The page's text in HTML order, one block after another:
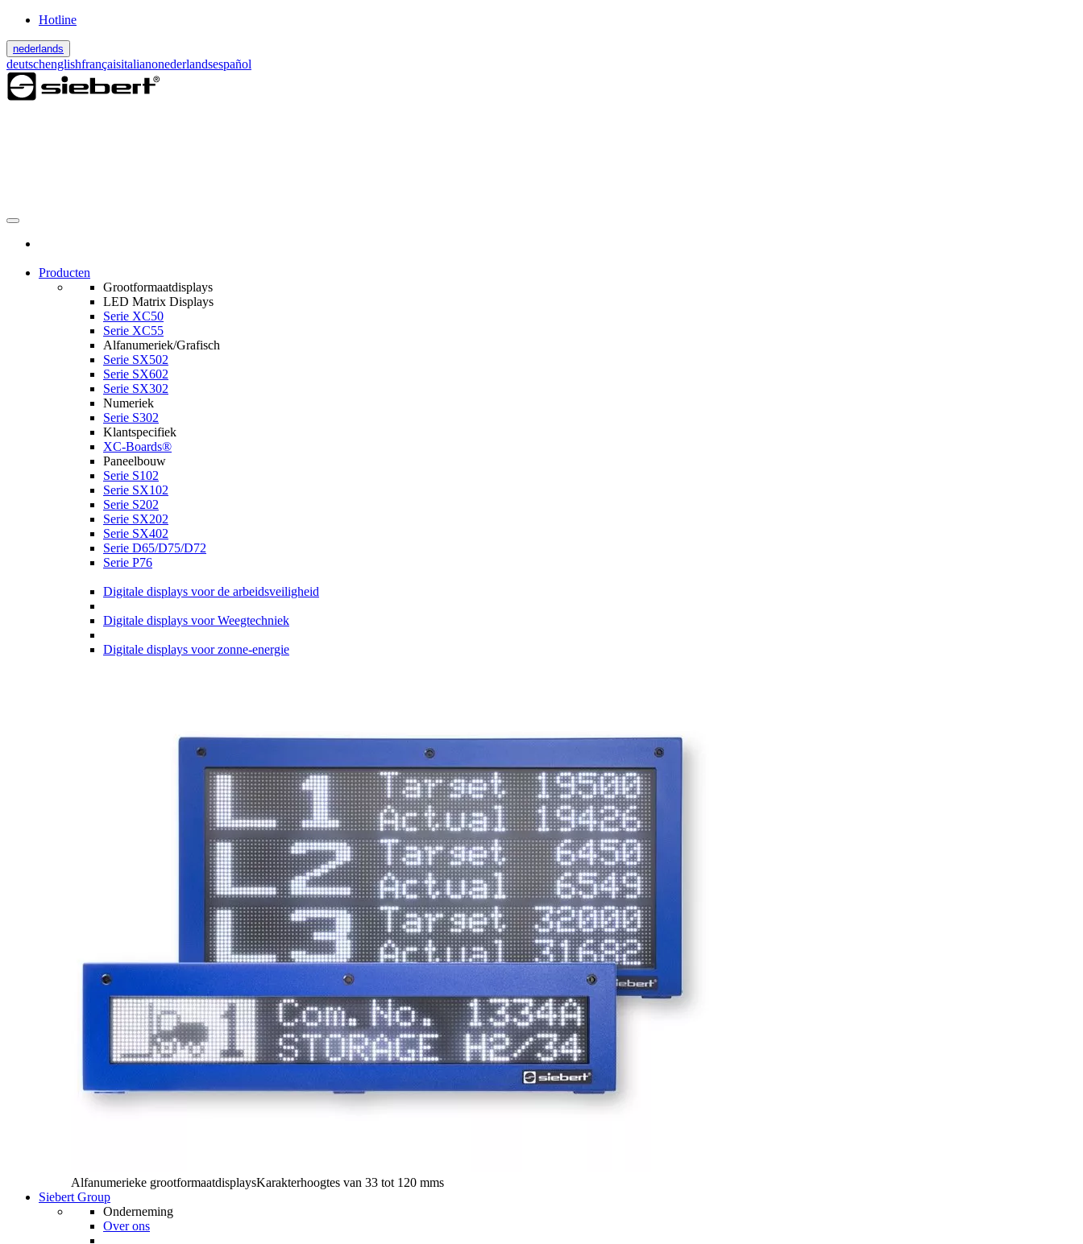
Hotline
nederlands
deutschenglishfrançaisitalianonederlandsespañol
Producten
Grootformaatdisplays
LED Matrix Displays
Serie XC50
Serie XC55
Alfanumeriek/Grafisch
Serie SX502
Serie SX602
Serie SX302
Numeriek
Serie S302
Klantspecifiek
XC-Boards®
Paneelbouw
Serie S102
Serie SX102
Serie S202
Serie SX202
Serie SX402
Serie D65/D75/D72
Serie P76
Digitale displays voor de arbeidsveiligheid
Digitale displays voor Weegtechniek
Digitale displays voor zonne-energie
Alfanumerieke grootformaatdisplaysKarakterhoogtes van 33 tot 120 mms
Siebert Group
Onderneming
Over ons